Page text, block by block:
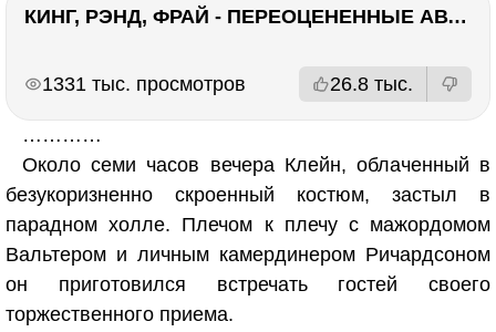
КИНГ, РЭНД, ФРАЙ - ПЕРЕОЦЕНЕННЫЕ АВТОРЫ? ¯\_(ツ)_/¯
1331 тыс. просмотров 26.8 тыс.
…………
Около семи часов вечера Клейн, облаченный в
безукоризненно скроенный костюм, застыл в
парадном холле. Плечом к плечу с мажордомом
Вальтером и личным камердинером Ричардсоном
он приготовился встречать гостей своего
торжественного приема.